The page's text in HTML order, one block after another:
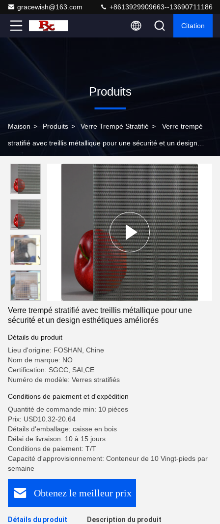
gracewish@163.com +8613929909663--13690711186
Citation
Produits
Maison > Produits > Verre Trempé Stratifié > Verre trempé
stratifié avec treillis métallique pour une sécurité et un design
Verre trempé stratifié avec treillis métallique pour une
sécurité et un design esthétiques améliorés
Détails du produit
Lieu d'origine: FOSHAN, Chine
Nom de marque: NO
Certification: SGCC, SAI,CE
Numéro de modèle: Verres stratifiés
Conditions de paiement et d'expédition
Quantité de commande min: 10 pièces
Prix: USD10.32-20.64
Détails d'emballage: caisse en bois
Délai de livraison: 10 à 15 jours
Conditions de paiement: T/T
Capacité d'approvisionnement: Conteneur de 10 Vingt-pieds par
semaine
Obtenez le meilleur prix
Détails du produit Description du produit